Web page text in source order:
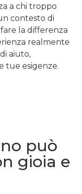
a chi troppo
contesto di
la differenza
realmente
aiuto,
tue esigenze.
può
gioia e